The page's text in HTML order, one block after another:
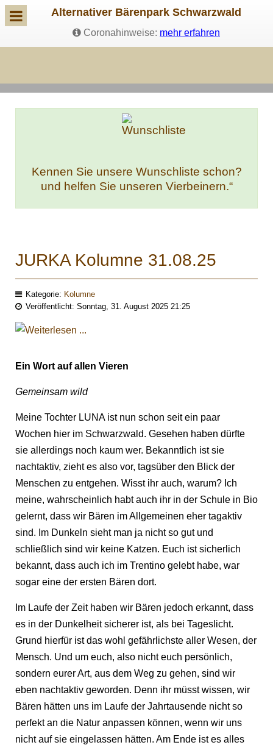
Alternativer Bärenpark Schwarzwald
Coronahinweise: mehr erfahren
Kennen Sie unsere Wunschliste schon?
und helfen Sie unseren Vierbeinern.“
JURKA Kolumne 31.08.25
Kategorie: Kolumne
Veröffentlicht: Sonntag, 31. August 2025 21:25
Ein Wort auf allen Vieren
Gemeinsam wild
Meine Tochter LUNA ist nun schon seit ein paar
Wochen hier im Schwarzwald. Gesehen haben dürfte
sie allerdings noch kaum wer. Bekanntlich ist sie
nachtaktiv, zieht es also vor, tagsüber den Blick der
Menschen zu entgehen. Wisst ihr auch, warum? Ich
meine, wahrscheinlich habt auch ihr in der Schule in Bio
gelernt, dass wir Bären im Allgemeinen eher tagaktiv
sind. Im Dunkeln sieht man ja nicht so gut und
schließlich sind wir keine Katzen. Euch ist sicherlich
bekannt, dass auch ich im Trentino gelebt habe, war
sogar eine der ersten Bären dort.
Im Laufe der Zeit haben wir Bären jedoch erkannt, dass
es in der Dunkelheit sicherer ist, als bei Tageslicht.
Grund hierfür ist das wohl gefährlichste aller Wesen, der
Mensch. Und um euch, also nicht euch persönlich,
sondern eurer Art, aus dem Weg zu gehen, sind wir
eben nachtaktiv geworden. Denn ihr müsst wissen, wir
Bären hätten uns im Laufe der Jahrtausende nicht so
perfekt an die Natur anpassen können, wenn wir uns
nicht auf sie eingelassen hätten. Am Ende ist es alles